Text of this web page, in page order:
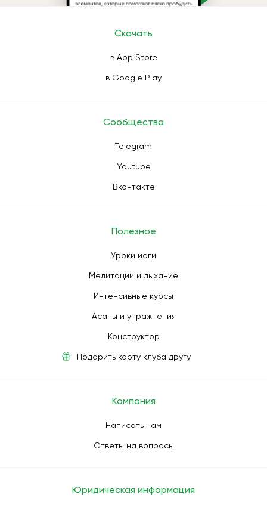
Скачать
в App Store
в Google Play
Сообщества
Telegram
Youtube
Вконтакте
Полезное
Уроки йоги
Медитации и дыхание
Интенсивные курсы
Асаны и упражнения
Конструктор
Подарить карту клуба другу
Компания
Написать нам
Ответы на вопросы
Юридическая информация